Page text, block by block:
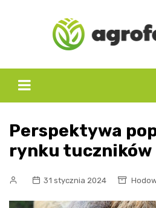
Perspektywa
rynku tuczników
31 stycznia 2024